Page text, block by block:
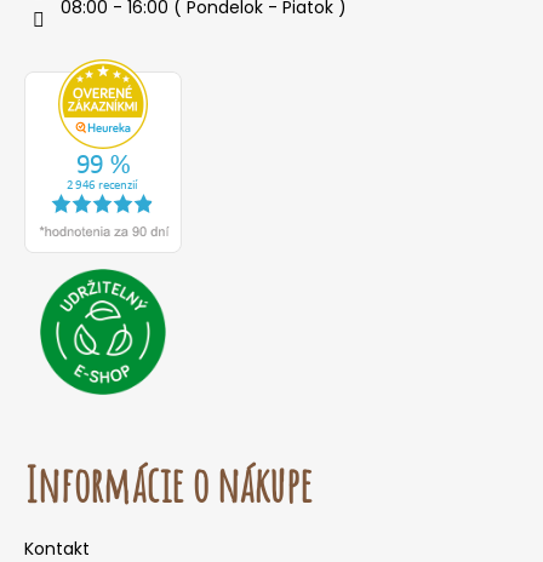
08:00 - 16:00 ( Pondelok - Piatok )
Informácie o nákupe
Kontakt